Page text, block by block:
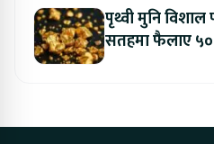
पृथ्वी मुनि
सतहमा फैलाए